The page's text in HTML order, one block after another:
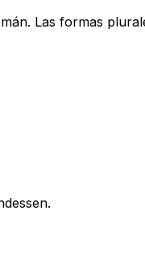
Las formas